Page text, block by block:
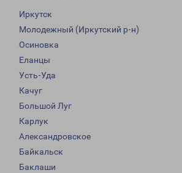
Иркутск
Молодежный (Иркутский р-н)
Осиновка
Еланцы
Усть-Уда
Качуг
Большой Луг
Карлук
Александровское
Байкальск
Баклаши